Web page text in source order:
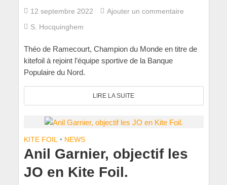
12 septembre 2022
Ajouter un commentaire
S. Hocquinghem
Théo de Ramecourt, Champion du Monde en titre de
kitefoil à rejoint l’équipe sportive de la Banque
Populaire du Nord.
LIRE LA SUITE
KITE FOIL • NEWS
Anil Garnier, objectif les
JO en Kite Foil.